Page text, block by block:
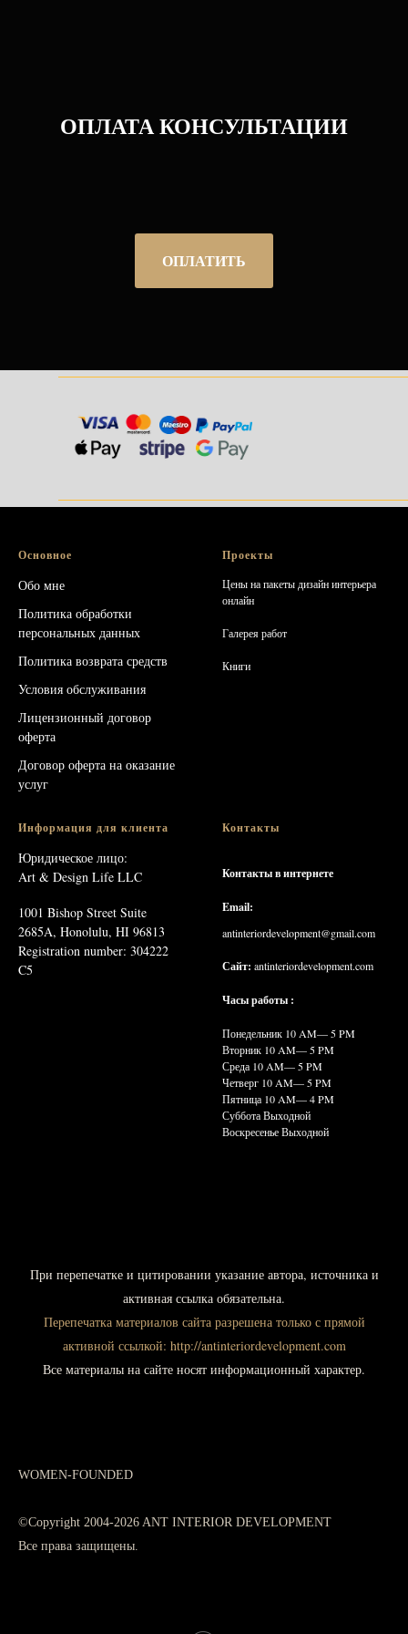
ОПЛАТА КОНСУЛЬТАЦИИ
ОПЛАТИТЬ
Основное
Обо мне
Политика обработки
персональных данных
Политика возврата средств
Условия обслуживания
Лицензионный договор
оферта
Договор оферта на оказание
услуг
Проекты
Цены на пакеты дизайн интерьера
онлайн
Галерея работ
Книги
Информация для клиента
Юридическое лицо:
Art & Design Life LLC
1001 Bishop Street Suite
2685A, Honolulu, HI 96813
Registration number: 304222
C5
Контакты
Контакты в интернете
Email:
antinteriordevelopment@gmail.com
Сайт: antinteriordevelopment.com
Часы работы :
Понедельник 10 AM— 5 PM
Вторник 10 AM— 5 PM
Среда 10 AM— 5 PM
Четверг 10 AM— 5 PM
Пятница 10 AM— 4 PM
Суббота Выходной
Воскресенье Выходной
При перепечатке и цитировании указание автора, источника и
активная ссылка обязательна.
Перепечатка материалов сайта разрешена только с прямой
активной ссылкой: http://antinteriordevelopment.com
Все материалы на сайте носят информационный характер.
WOMEN-FOUNDED
©Copyright 2004-2026 ANT INTERIOR DEVELOPMENT
Все права защищены.